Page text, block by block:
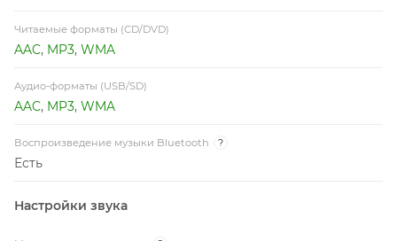
Читаемые форматы (CD/DVD)
AAC, MP3, WMA
Аудио-форматы (USB/SD)
AAC, MP3, WMA
Воспроизведение музыки Bluetooth ?
Есть
Настройки звука